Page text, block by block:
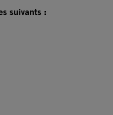
suivants :